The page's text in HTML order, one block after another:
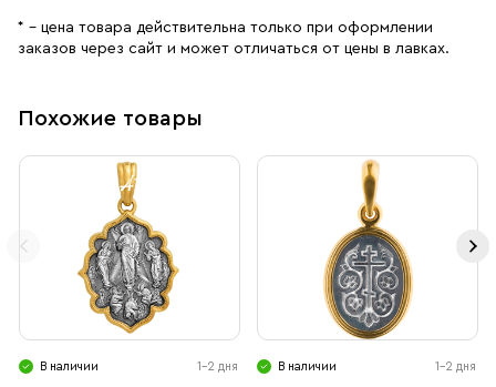
* – цена товара действительна только при оформлении
заказов через сайт и может отличаться от цены в лавках.
Похожие товары
В наличии 1-2 дня В наличии 1-2 дня